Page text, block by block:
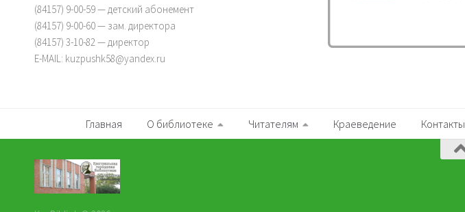
(84157) 9-00-59 — детский абонемент
(84157) 9-00-60 — зам. директора
(84157) 3-10-82 — директор
E-MAIL: kuzpushk58@yandex.ru
Главная О библиотеке Читателям Краеведение Контакты